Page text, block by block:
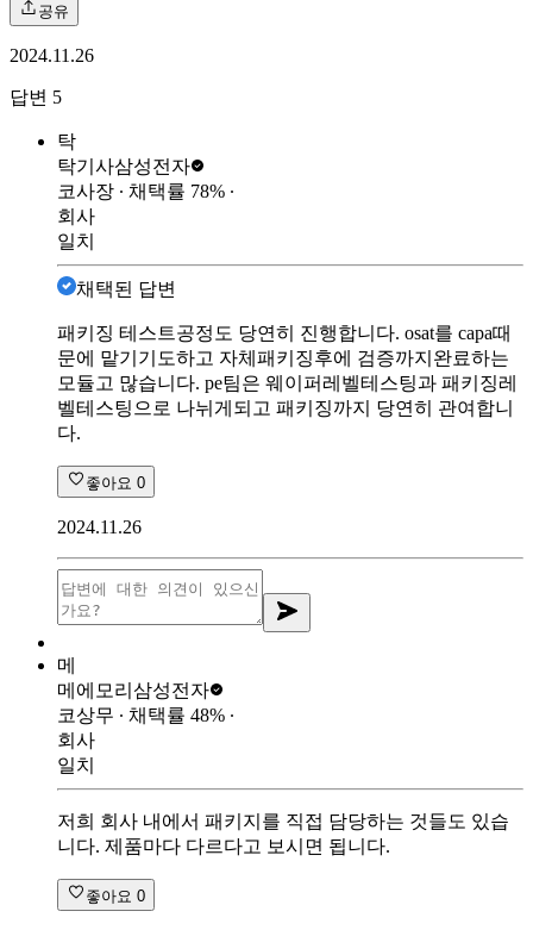
공유
2024.11.26
답변 5
탁
탁기사삼성전자
코사장 ∙ 채택률 78% ∙
회사
일치
채택된 답변
패키징 테스트공정도 당연히 진행합니다. osat를 capa때
문에 맡기기도하고 자체패키징후에 검증까지완료하는
모듈고 많습니다. pe팀은 웨이퍼레벨테스팅과 패키징레
벨테스팅으로 나뉘게되고 패키징까지 당연히 관여합니
다.
좋아요 0
2024.11.26
메
메에모리 삼성전자
코상무 ∙ 채택률 48% ∙
회사
일치
저희 회사 내에서 패키지를 직접 담당하는 것들도 있습
니다. 제품마다 다르다고 보시면 됩니다.
좋아요 0